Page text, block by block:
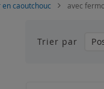
caoutchouc avec
Trier par